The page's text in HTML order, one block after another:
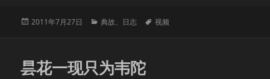
发
2011年7月27日
分
典故、 日志
标
视频
昙花一现只为韦陀